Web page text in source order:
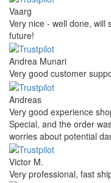
Vaarg
Very nice - well done, will
future!
Andrea Munari
Very good customer
Andreas
Very good experience
Special, and the order
worries about potential
Victor M.
Very professional, fast